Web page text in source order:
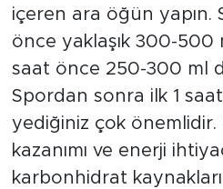
içeren ara öğün yapın.
önce yaklaşık 300-500
saat önce 250-300 ml
Spordan sonra ilk 1
yediğiniz çok önemlidir.
kazanımı ve enerji
karbonhidrat